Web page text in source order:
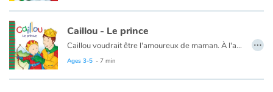
Catalogue anglais
Contraste +
Caillou - Le prince
Caillou voudrait être l'amoureux de maman. À l'aide d'une histoire, papa lui explique que c'est impossible.
Ce livre est aussi disponible en anglais :
Ages 3-5 - 7 min
…